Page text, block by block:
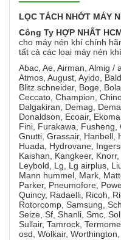
LỌC TÁCH NHỚT MÁY
Công Ty HỢP NHẤT
cho máy nén khí chính
tất cả các loại máy nén
Abac, Ae, Airman, Almig /
Atmos, August, Ayido,
Blitz schneider, Boge,
Ceccato, Champion,
Dalgakiran, Demag,
Donaldson, Ecoair,
Fini, Furakawa, Fusheng,
Gnutti, Grassair, Hanbell,
Huada, Hydrovane,
Kaishan, Kangkeer,
Leybold, Lg, Lg airplus,
Mann hummel, Mark,
Parker, Pneumofore,
Quincy, Radaelli, Ricoh,
Rotorcomp, Samsung,
Seize, Sf, Shanli, Smc,
Sullair, Tamrock,
osd, Wolkair,